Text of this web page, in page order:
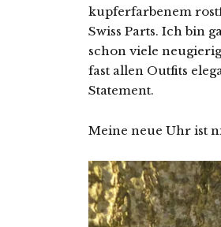
kupferfarbenem
Swiss Parts. Ich bin
schon viele
fast allen Outfits
Statement.
Meine neue Uhr ist